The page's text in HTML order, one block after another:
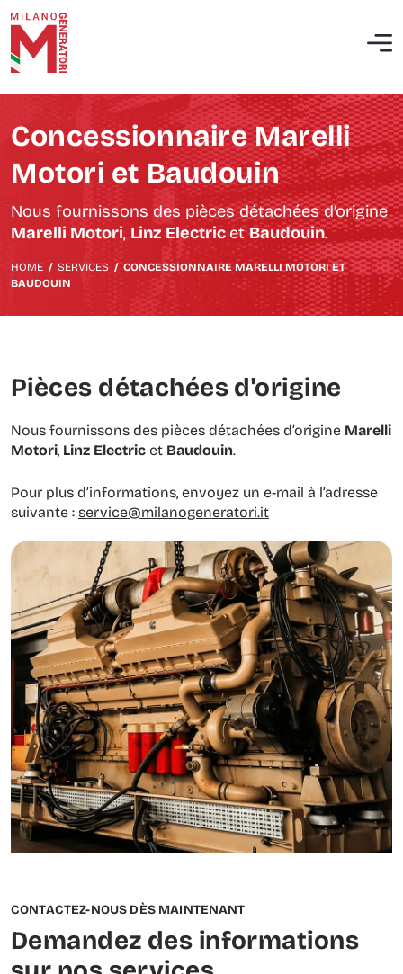
Concessionnaire Marelli
Motori et Baudouin
Nous fournissons des pièces détachées d’origine
Marelli Motori, Linz ElectricetBaudouin.
HOME / SERVICES / CONCESSIONNAIRE MARELLI MOTORI ET
BAUDOUIN
Pièces détachées d'origine
Nous fournissons des pièces détachées d’origine Marelli
Motori, Linz Electric et Baudouin.
Pour plus d’informations, envoyez un e-mail à l’adresse
suivante : service@milanogeneratori.it
CONTACTEZ-NOUS DÈS MAINTENANT
Demandez des informations
Qui sommes nous
Société d’intérêt public
Politique QHSE
Interventions extraordinaires et correctives
Mise en service de centrales électriques diesel
Analyse thermographique
Test d’isolation et mesure d’impédance
Analyse du réseau électrique
Analyse des vibrations
Location de bancs de charge résistifs
Disponible 24/7
Concessionnaire Marelli Motori et Baudouin